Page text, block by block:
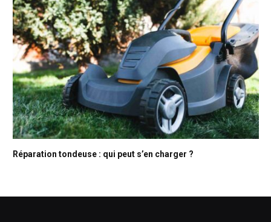
Réparation tondeuse : qui peut s’en charger ?